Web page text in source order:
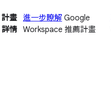
計畫
詳情
進一步瞭解 Google
Workspace 推薦計畫